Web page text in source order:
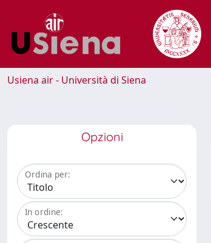
Usiena air - Università di Siena
Opzioni
Ordina per:
In ordine: